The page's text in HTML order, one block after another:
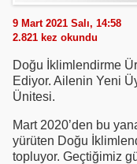
9 Mart 2021 Salı, 14:58
2.821 kez okundu
Doğu İklimlendirme
Ediyor. Ailenin Yeni
Ünitesi.
Mart 2020’den bu
yürüten Doğu
topluyor. Geçtiğimiz